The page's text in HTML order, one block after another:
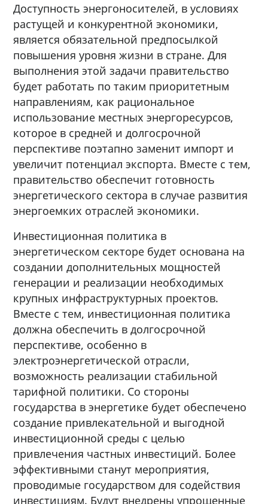
Доступность энергоносителей, в условиях
растущей и конкурентной экономики,
является обязательной предпосылкой
повышения уровня жизни в стране. Для
выполнения этой задачи правительство
будет работать по таким приоритетным
направлениям, как рациональное
использование местных энергоресурсов,
которое в средней и долгосрочной
перспективе поэтапно заменит импорт и
увеличит потенциал экспорта. Вместе с тем,
правительство обеспечит готовность
энергетического сектора в случае развития
энергоемких отраслей экономики.
Инвестиционная политика в
энергетическом секторе будет основана на
создании дополнительных мощностей
генерации и реализации необходимых
крупных инфраструктурных проектов.
Вместе с тем, инвестиционная политика
должна обеспечить в долгосрочной
перспективе, особенно в
электроэнергетической отрасли,
возможность реализации стабильной
тарифной политики. Со стороны
государства в энергетике будет обеспечено
создание привлекательной и выгодной
инвестиционной среды с целью
привлечения частных инвестиций. Более
эффективными станут мероприятия,
проводимые государством для содействия
инвестициям. Будут внедрены упрощенные